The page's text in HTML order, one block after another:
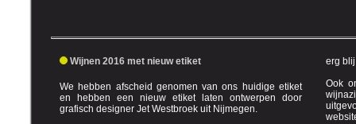
Wijnen 2016 met nieuw etiket
We hebben afscheid genomen van ons huidige etiket
en hebben een nieuw etiket laten ontwerpen door
grafisch designer Jet Westbroek uit Nijmegen.
erg
Ook
wijnazijn en Ratafia) worden
uitgevoerd. Medio 2018